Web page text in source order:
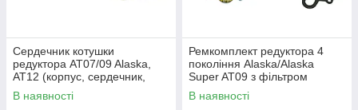
Сердечник котушки
редуктора AT07/09 Alaska,
AT12 (корпус, сердечник,
пружина, кільце)
TOMASETTO
В наявності
Ремкомплект редуктора 4
покоління Alaska/Alaska
Super AT09 з фільтром
В наявності